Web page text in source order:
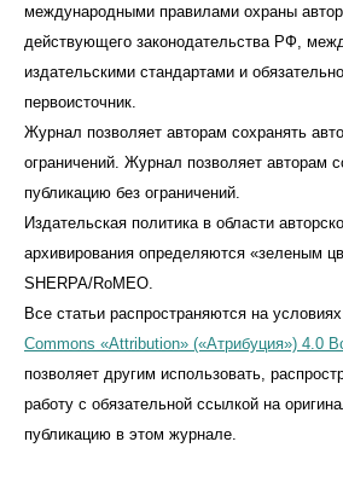
международными правилами охраны
действующего законодательства РФ,
издательскими стандартами и
первоисточник.
Журнал позволяет авторам сохранять
ограничений. Журнал позволяет авторам
публикацию без ограничений.
Издательская политика в области
архивирования определяются «зеленым
SHERPA/RoMEO.
Все статьи распространяются на
Commons «Attribution» («Атрибуция») 4.0
позволяет другим использовать,
работу с обязательной ссылкой на
публикацию в этом журналe.